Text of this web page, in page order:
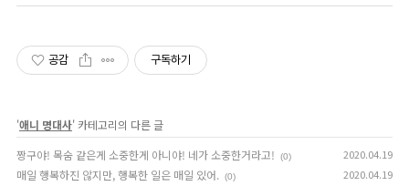
공감 구독하기
'애니 명대사' 카테고리의 다른 글
짱구야! 목숨 같은게 소중한게 아니야! 네가 소중한거라고!
(0) 2020.04.19
매일 행복하진 않지만, 행복한 일은 매일 있어. (0) 2020.04.19